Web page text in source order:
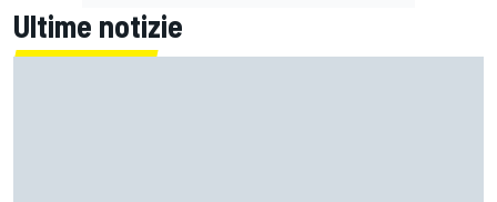
Ultime notizie